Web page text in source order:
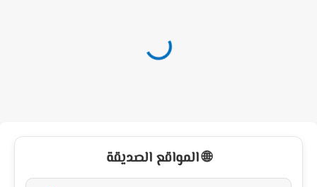
🌐 المواقع الصديقة